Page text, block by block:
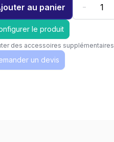
au panier -
le produit
des accessoires supplémentaires
un devis